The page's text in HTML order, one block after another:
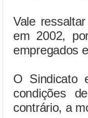
Vale
em 2002,
empregados
O Sindicato
condições
contrário, a